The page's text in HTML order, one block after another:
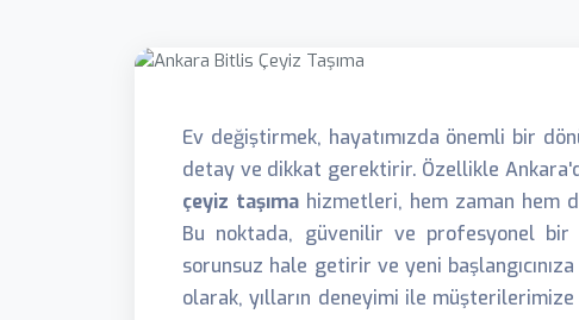
Ev değiştirmek, hayatımızda önemli bir
detay ve dikkat gerektirir. Özellikle
çeyiz taşıma hizmetleri, hem zaman hem
Bu noktada, güvenilir ve profesyonel bir
sorunsuz hale getirir ve yeni
olarak, yılların deneyimi ile